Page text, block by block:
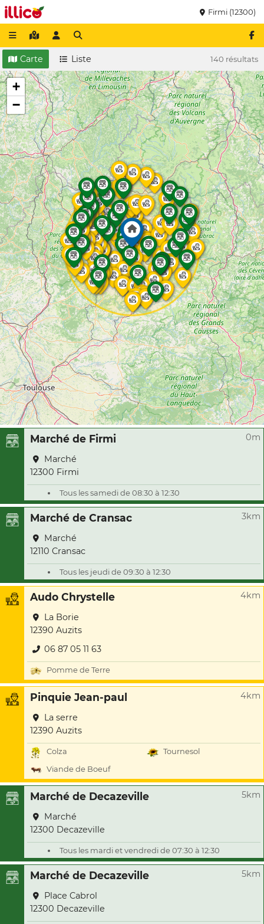
Firmi (12300)
140 résultats
Carte Liste
+
−
Marché de Firmi 0m
Marché
12300 Firmi
Tous les samedi de 08:30 à 12:30
Marché de Cransac 3km
Marché
12110 Cransac
Tous les jeudi de 09:30 à 12:30
Audo Chrystelle 4km
La Borie
12390 Auzits
06 87 05 11 63
Pomme de Terre
Pinquie Jean-paul 4km
La serre
12390 Auzits
Colza
Tournesol
Viande de Boeuf
Marché de Decazeville 5km
Marché
12300 Decazeville
Tous les mardi et vendredi de 07:30 à 12:30
Marché de Decazeville 5km
Place Cabrol
12300 Decazeville